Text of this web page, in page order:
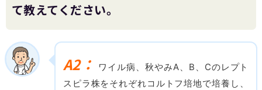
て教えてください。
A2：
ワイル病、秋やみA、B、Cのレプト
スピラ株をそれぞれコルトフ培地で培養し、